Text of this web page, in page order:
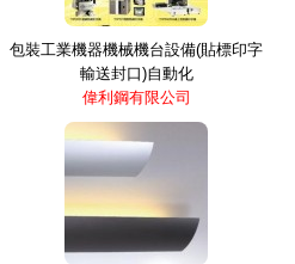
包裝工業機器機械機台設備(貼標印字
輸送封口)自動化
偉利鋼有限公司